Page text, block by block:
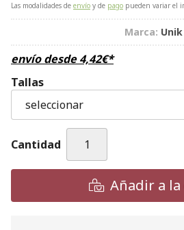
Las modalidades de envío y de pago pueden variar el
Marca: Unik
envío desde4,42€*
Tallas
Cantidad
Añadir a la